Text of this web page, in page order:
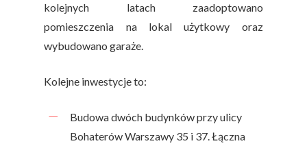
kolejnych latach zaadoptowano
pomieszczenia na lokal użytkowy oraz
wybudowano garaże.
Kolejne inwestycje to:
Budowa dwóch budynków przy ulicy
Bohaterów Warszawy 35 i 37. Łączna